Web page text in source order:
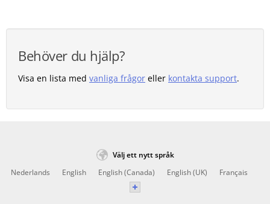
Behöver du hjälp?
Visa en lista med vanliga frågor eller kontakta support.
Välj ett nytt språk
Nederlands
English English (Canada) English (UK) Français